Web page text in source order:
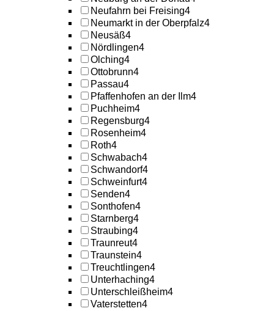
Neufahrn bei Freising4
Neumarkt in der Oberpfalz4
Neusäß4
Nördlingen4
Olching4
Ottobrunn4
Passau4
Pfaffenhofen an der Ilm4
Puchheim4
Regensburg4
Rosenheim4
Roth4
Schwabach4
Schwandorf4
Schweinfurt4
Senden4
Sonthofen4
Starnberg4
Straubing4
Traunreut4
Traunstein4
Treuchtlingen4
Unterhaching4
Unterschleißheim4
Vaterstetten4